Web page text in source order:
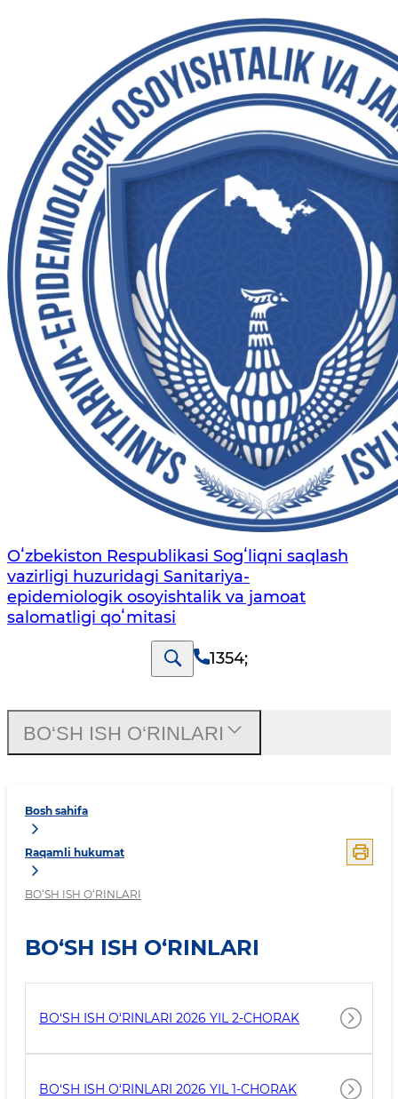
Oʻzbekiston Respublikasi Sogʻliqni saqlash
vazirligi huzuridagi Sanitariya-
epidemiologik osoyishtalik va jamoat
salomatligi qoʻmitasi
1354;
Bosh sahifa
Raqamli hukumat
BO‘SH ISH O‘RINLARI
BO‘SH ISH O‘RINLARI
BO‘SH ISH O‘RINLARI 2026 YIL 2-CHORAK
BO‘SH ISH O‘RINLARI 2026 YIL 1-CHORAK
BO‘SH ISH O‘RINLARI